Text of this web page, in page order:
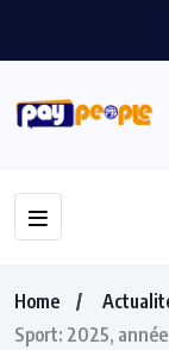
Home
Sport: 2025,